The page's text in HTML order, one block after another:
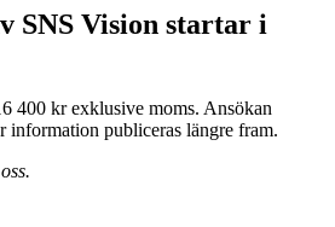
SNS Vision startar i
400 kr exklusive moms. Ansökan
information publiceras längre fram.